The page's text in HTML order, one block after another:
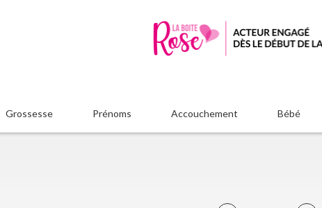
Grossesse Prénoms Accouchement Bébé